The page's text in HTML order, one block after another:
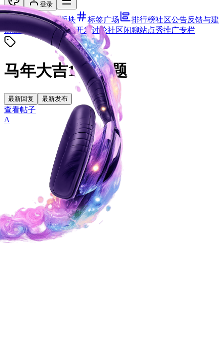
登录
首页 全部版块 标签广场 排行榜社区公告反馈与建
议新手报到 使用交流开发讨论社区闲聊站点秀推广专栏
马年大吉1个话题
最新回复 最新发布
查看帖子
A